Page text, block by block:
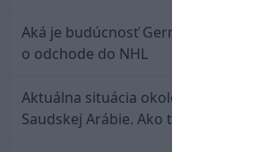
Aká je budúcnosť Gernáta a Pánika?
o odchode do NHL
Aktuálna situácia okolo prestupu
Saudskej Arábie. Ako to je?